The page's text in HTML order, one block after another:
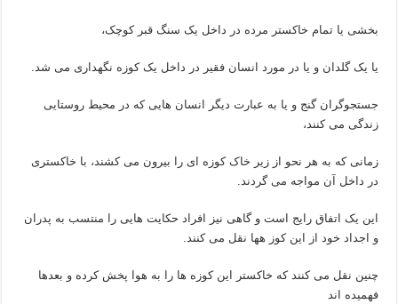
بخشی یا تمام خاکستر مرده در داخل یک سنگ قبر کوچک،
یا یک گلدان و یا در مورد انسان فقیر در داخل یک کوزه نگهداری می شد.
جستجوگران گنج و یا به عبارت دیگر انسان هایی که در محیط روستایی
زندگی می کنند،
زمانی که به هر نحو از زیر خاک کوزه ای را بیرون می کشند، با خاکستری
در داخل آن مواجه می گردند.
این یک اتفاق رایج است و گاهی نیز افراد حکایت هایی را منتسب به پدران
و اجداد خود از این کوز هها نقل می کنند.
چنین نقل می کنند که خاکستر این کوزه ها را به هوا پخش کرده و بعدها
فهمیده اند